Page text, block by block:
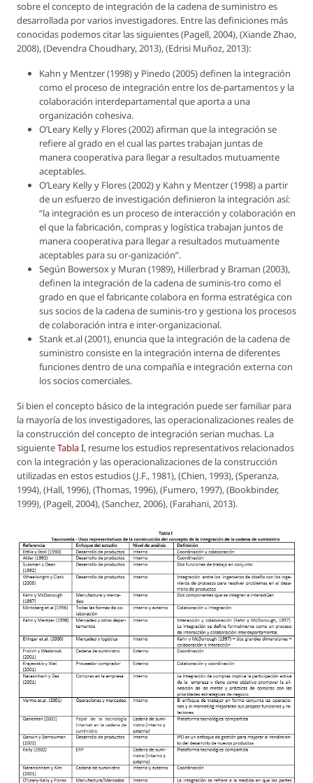
sobre el concepto de integración de la cadena de suministro es
desarrollada por varios investigadores. Entre las definiciones más
conocidas podemos citar las siguientes (Pagell, 2004), (Xiande Zhao,
2008), (Devendra Choudhary, 2013), (Edrisi Muñoz, 2013):
Kahn y Mentzer (1998) y Pinedo (2005) definen la integración
como el proceso de integración entre los de-partamentos y la
colaboración interdepartamental que aporta a una
organización cohesiva.
O’Leary Kelly y Flores (2002) afirman que la integración se
refiere al grado en el cual las partes trabajan juntas de
manera cooperativa para llegar a resultados mutuamente
aceptables.
O’Leary Kelly y Flores (2002) y Kahn y Mentzer (1998) a partir
de un esfuerzo de investigación definieron la integración así:
“la integración es un proceso de interacción y colaboración en
el que la fabricación, compras y logística trabajan juntos de
manera cooperativa para llegar a resultados mutuamente
aceptables para su or-ganización”.
Según Bowersox y Muran (1989), Hillerbrad y Braman (2003),
definen la integración de la cadena de suminis-tro como el
grado en que el fabricante colabora en forma estratégica con
sus socios de la cadena de suminis-tro y gestiona los procesos
de colaboración intra e inter-organizacional.
Stank et.al (2001), enuncia que la integración de la cadena de
suministro consiste en la integración interna de diferentes
funciones dentro de una compañía e integración externa con
los socios comerciales.
Si bien el concepto básico de la integración puede ser familiar para
la mayoría de los investigadores, las operacionalizaciones reales de
la construcción del concepto de integración serian muchas. La
siguienteTabla I, resume los estudios representativos relacionados
con la integración y las operacionalizaciones de la construcción
utilizadas en estos estudios (J.F., 1981), (Chien, 1993), (Speranza,
1994), (Hall, 1996), (Thomas, 1996), (Fumero, 1997), (Bookbinder,
1999), (Pagell, 2004), (Sanchez, 2006), (Farahani, 2013).